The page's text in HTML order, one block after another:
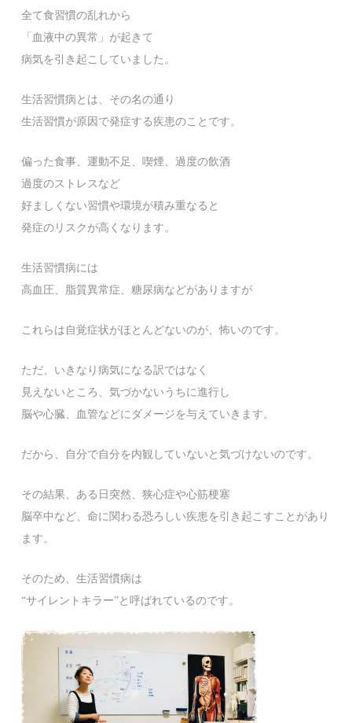
全て食習慣の乱れから
「血液中の異常」が起きて
病気を引き起こしていました。
生活習慣病とは、その名の通り
生活習慣が原因で発症する疾患のことです。
偏った食事、運動不足、喫煙、過度の飲酒
過度のストレスなど
好ましくない習慣や環境が積み重なると
発症のリスクが高くなります。
生活習慣病には
高血圧、脂質異常症、糖尿病などがありますが
これらは自覚症状がほとんどないのが、怖いのです。
ただ、いきなり病気になる訳ではなく
見えないところ、気づかないうちに進行し
脳や心臓、血管などにダメージを与えていきます。
だから、自分で自分を内観していないと気づけないのです。
その結果、ある日突然、狭心症や心筋梗塞
脳卒中など、命に関わる恐ろしい疾患を引き起こすことがあり
ます。
そのため、生活習慣病は
“サイレントキラー”と呼ばれているのです。